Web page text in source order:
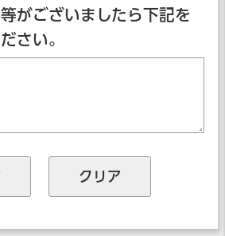
がございましたら下記を
さい。